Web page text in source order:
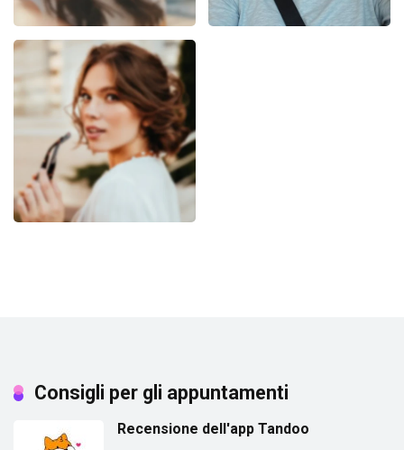
Consigli per gli appuntamenti
Recensione dell'app Tandoo